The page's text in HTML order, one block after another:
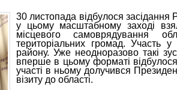
30 листопада відбулося засідання
у цьому масштабному заході
місцевого самоврядування
територіальних громад. Участь у
району. Уже неодноразово такі
вперше в цьому форматі
участі в ньому долучився
візиту до області.